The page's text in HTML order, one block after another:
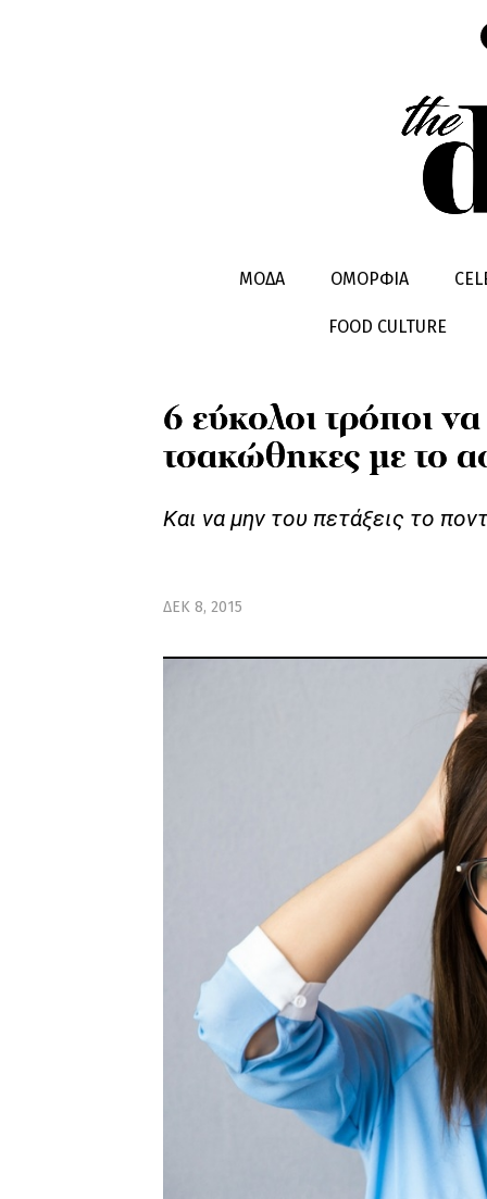
ΜΟΔΑ ΟΜΟΡΦΙΑ
FOOD CULTURE
HEALTHY LIVING INSPIRATION
6 εύκολοι τρόποι
τσακώθηκες με το
Και να μην του πετάξεις το
ΔΕΚ 8, 2015